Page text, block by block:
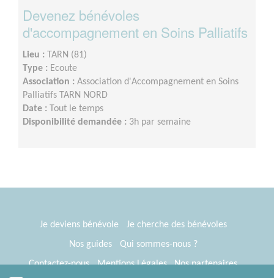
Devenez bénévoles
d'accompagnement en Soins Palliatifs
Lieu :
TARN (81)
Type : Ecoute
Association : Association d'Accompagnement en Soins
Palliatifs TARN NORD
Date :
Tout le temps
Disponibilité demandée : 3h par semaine
Je deviens bénévole
Je cherche des bénévoles
Nos guides
Qui sommes-nous ?
Contactez-nous
Mentions Légales Nos partenaires